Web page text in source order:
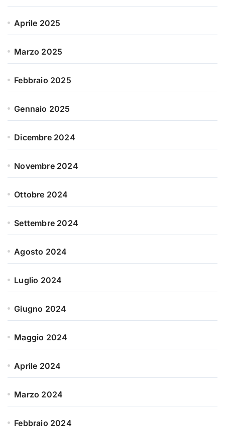
Aprile 2025
Marzo 2025
Febbraio 2025
Gennaio 2025
Dicembre 2024
Novembre 2024
Ottobre 2024
Settembre 2024
Agosto 2024
Luglio 2024
Giugno 2024
Maggio 2024
Aprile 2024
Marzo 2024
Febbraio 2024